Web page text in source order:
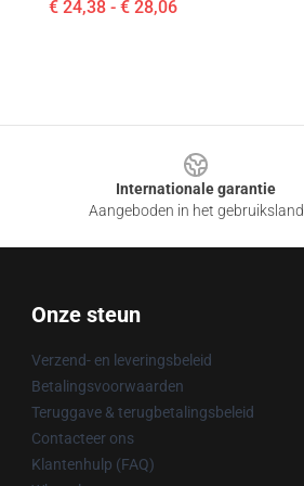
€ 24,38 - € 28,06
Internationale garantie
Aangeboden in het gebruiksland
Onze steun
Verzend- en leveringsbeleid
Betalingsvoorwaarden
Teruggave & terugbetalingsbeleid
Contacteer ons
Klantenhulp (FAQ)